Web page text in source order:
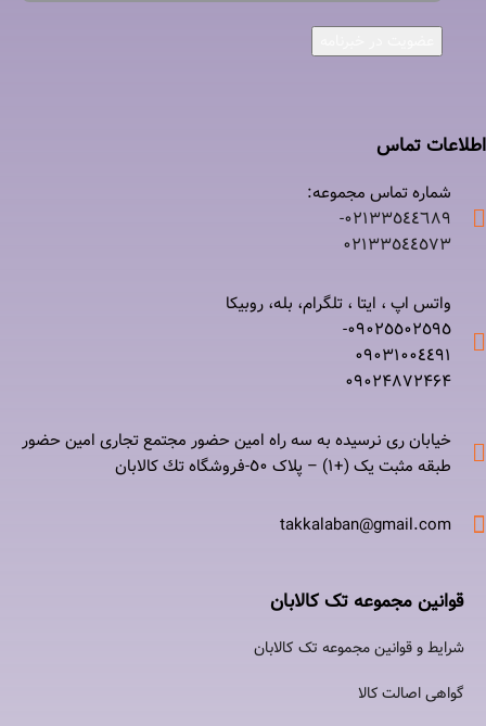
اطلاعات تماس
شماره تماس مجموعه:
۰۲۱٣٣٥٤٤٦٨٩-
۰٢١٣٣٥٤٤٥٧٣
واتس اپ ، ایتا ، تلگرام، بله، روبیکا
۰٩٠٢٥٥٠٢٥٩٥-
۰٩٠٣١٠٠٤٤٩١
۰٩٠٢۴۸۷٢۴۶۴
خیابان ری نرسيده به سه راه امين حضور مجتمع تجاری امين حضور
طبقه مثبت یک (+۱) – پلاک ٥٠-فروشگاه تك كالابان
takkalaban@gmail.com
قوانین مجموعه تک کالابان
شرایط و قوانین مجموعه تک کالابان
گواهی اصالت كالا